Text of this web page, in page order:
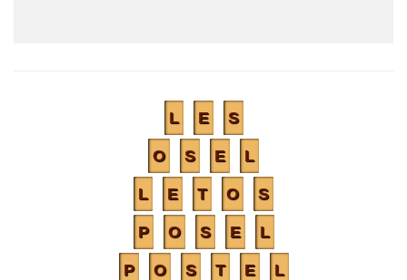
L E S
O S E L
L E T O S
P O S E L
P O S T E L